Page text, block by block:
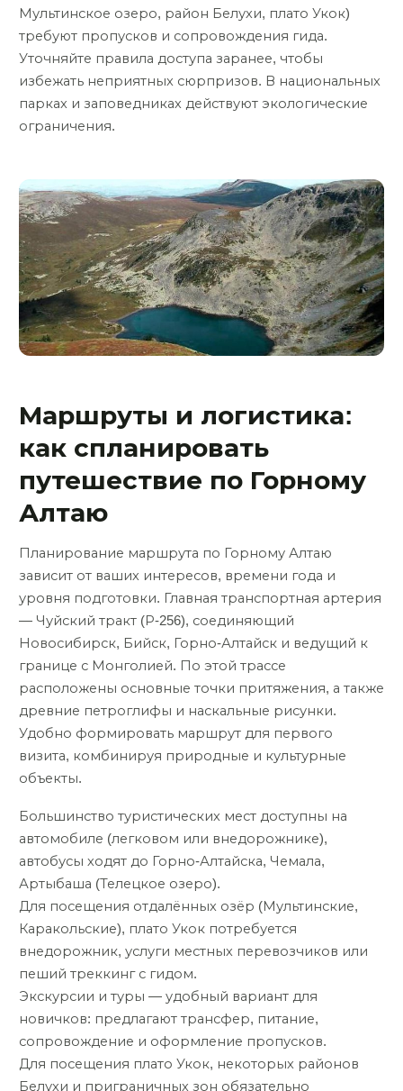
Мультинское озеро, район Белухи, плато Укок)
требуют пропусков и сопровождения гида.
Уточняйте правила доступа заранее, чтобы
избежать неприятных сюрпризов. В национальных
парках и заповедниках действуют экологические
ограничения.
Маршруты и логистика:
как спланировать
путешествие по Горному
Алтаю
Планирование маршрута по Горному Алтаю
зависит от ваших интересов, времени года и
уровня подготовки. Главная транспортная артерия
— Чуйский тракт (Р-256), соединяющий
Новосибирск, Бийск, Горно-Алтайск и ведущий к
границе с Монголией. По этой трассе
расположены основные точки притяжения, а также
древние петроглифы и наскальные рисунки.
Удобно формировать маршрут для первого
визита, комбинируя природные и культурные
объекты.
Большинство туристических мест доступны на
автомобиле (легковом или внедорожнике),
автобусы ходят до Горно-Алтайска, Чемала,
Артыбаша (Телецкое озеро).
Для посещения отдалённых озёр (Мультинские,
Каракольские), плато Укок потребуется
внедорожник, услуги местных перевозчиков или
пеший треккинг с гидом.
Экскурсии и туры — удобный вариант для
новичков: предлагают трансфер, питание,
сопровождение и оформление пропусков.
Для посещения плато Укок, некоторых районов
Белухи и приграничных зон обязательно